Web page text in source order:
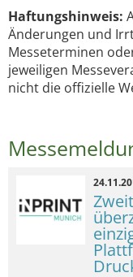
Haftungshinweis:
Änderungen und
Messeterminen
jeweiligen
nicht die offizielle